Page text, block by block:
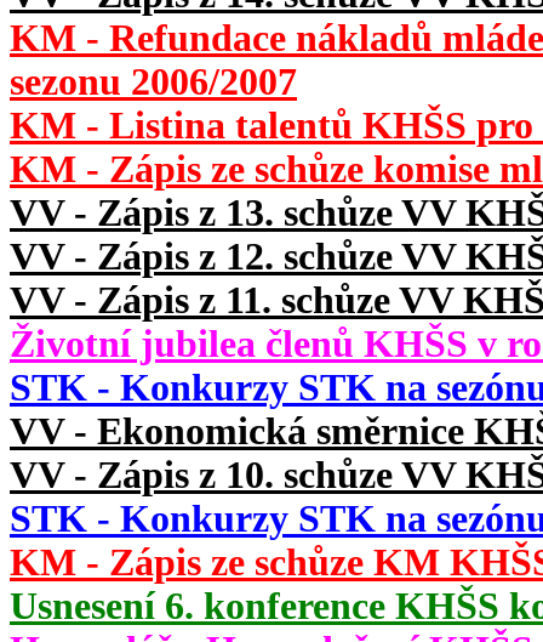
KM - Refundace nákladů
sezonu 2006/2007
KM - Listina talentů KHŠS pro
KM - Zápis ze schůze komise
VV - Zápis z 13. schůze VV
VV - Zápis z 12. schůze VV
VV - Zápis z 11. schůze VV
Životní jubilea členů KHŠS v
STK - Konkurzy STK na
VV - Ekonomická směrnice
VV - Zápis z 10. schůze VV
STK - Konkurzy STK na
KM - Zápis ze schůze KM
Usnesení 6. konference KHŠS